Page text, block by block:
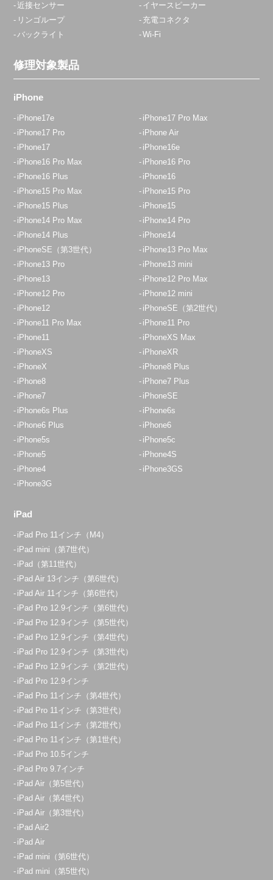
近接センサー
イヤースピーカー
リンゴループ
充電コネクタ
バックライト
Wi-Fi
修理対象製品
iPhone
iPhone17e
iPhone17 Pro Max
iPhone17 Pro
iPhone Air
iPhone17
iPhone16e
iPhone16 Pro Max
iPhone16 Pro
iPhone16 Plus
iPhone16
iPhone15 Pro Max
iPhone15 Pro
iPhone15 Plus
iPhone15
iPhone14 Pro Max
iPhone14 Pro
iPhone14 Plus
iPhone14
iPhoneSE（第3世代）
iPhone13 Pro Max
iPhone13 Pro
iPhone13 mini
iPhone13
iPhone12 Pro Max
iPhone12 Pro
iPhone12 mini
iPhone12
iPhoneSE（第2世代）
iPhone11 Pro Max
iPhone11 Pro
iPhone11
iPhoneXS Max
iPhoneXS
iPhoneXR
iPhoneX
iPhone8 Plus
iPhone8
iPhone7 Plus
iPhone7
iPhoneSE
iPhone6s Plus
iPhone6s
iPhone6 Plus
iPhone6
iPhone5s
iPhone5c
iPhone5
iPhone4S
iPhone4
iPhone3GS
iPhone3G
iPad
iPad Pro 11インチ（M4）
iPad mini（第7世代）
iPad（第11世代）
iPad Air 13インチ（第6世代）
iPad Air 11インチ（第6世代）
iPad Pro 12.9インチ（第6世代）
iPad Pro 12.9インチ（第5世代）
iPad Pro 12.9インチ（第4世代）
iPad Pro 12.9インチ（第3世代）
iPad Pro 12.9インチ（第2世代）
iPad Pro 12.9インチ
iPad Pro 11インチ（第4世代）
iPad Pro 11インチ（第3世代）
iPad Pro 11インチ（第2世代）
iPad Pro 11インチ（第1世代）
iPad Pro 10.5インチ
iPad Pro 9.7インチ
iPad Air（第5世代）
iPad Air（第4世代）
iPad Air（第3世代）
iPad Air2
iPad Air
iPad mini（第6世代）
iPad mini（第5世代）